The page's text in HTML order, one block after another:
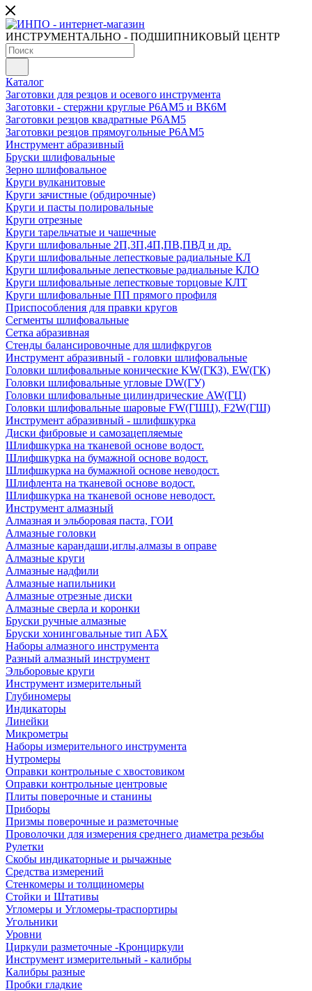
ИНСТРУМЕНТАЛЬНО - ПОДШИПНИКОВЫЙ ЦЕНТР
Каталог
Заготовки для резцов и осевого инструмента
Заготовки - стержни круглые Р6АМ5 и ВК6М
Заготовки резцов квадратные Р6АМ5
Заготовки резцов прямоугольные Р6АМ5
Инструмент абразивный
Бруски шлифовальные
Зерно шлифовальное
Круги вулканитовые
Круги зачистные (обдирочные)
Круги и пасты полировальные
Круги отрезные
Круги тарельчатые и чашечные
Круги шлифовальные 2П,3П,4П,ПВ,ПВД и др.
Круги шлифовальные лепестковые радиальные КЛ
Круги шлифовальные лепестковые радиальные КЛО
Круги шлифовальные лепестковые торцовые КЛТ
Круги шлифовальные ПП прямого профиля
Приспособления для правки кругов
Сегменты шлифовальные
Сетка абразивная
Стенды балансировочные для шлифкругов
Инструмент абразивный - головки шлифовальные
Головки шлифовальные конические KW(ГКЗ), EW(ГК)
Головки шлифовальные угловые DW(ГУ)
Головки шлифовальные цилиндрические AW(ГЦ)
Головки шлифовальные шаровые FW(ГШЦ), F2W(ГШ)
Инструмент абразивный - шлифшкурка
Диски фибровые и самозацепляемые
Шлифшкурка на тканевой основе водост.
Шлифшкурка на бумажной основе водост.
Шлифшкурка на бумажной основе неводост.
Шлифлента на тканевой основе водост.
Шлифшкурка на тканевой основе неводост.
Инструмент алмазный
Алмазная и эльборовая паста, ГОИ
Алмазные головки
Алмазные карандаши,иглы,алмазы в оправе
Алмазные круги
Алмазные надфили
Алмазные напильники
Алмазные отрезные диски
Алмазные сверла и коронки
Бруски ручные алмазные
Бруски хонинговальные тип АБХ
Наборы алмазного инструмента
Разный алмазный инструмент
Эльборовые круги
Инструмент измерительный
Глубиномеры
Индикаторы
Линейки
Микрометры
Наборы измерительного инструмента
Нутромеры
Оправки контрольные с хвостовиком
Оправки контрольные центровые
Плиты поверочные и станины
Приборы
Призмы поверочные и разметочные
Проволочки для измерения среднего диаметра резьбы
Рулетки
Скобы индикаторные и рычажные
Средства измерений
Стенкомеры и толщиномеры
Стойки и Штативы
Угломеры и Угломеры-траспортиры
Угольники
Уровни
Циркули разметочные -Кронциркули
Инструмент измерительный - калибры
Калибры разные
Пробки гладкие